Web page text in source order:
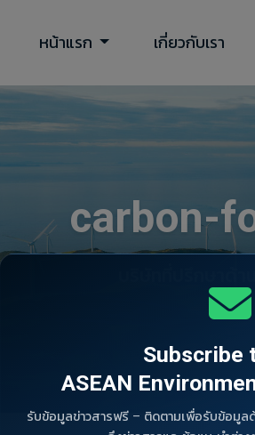
หน้าแรก เกี่ยวกับเรา
carbon-
Subscribe
ASEAN
รับข้อมูลข่าวสารฟรี – ติดตามเพื่อรับข้อมูล